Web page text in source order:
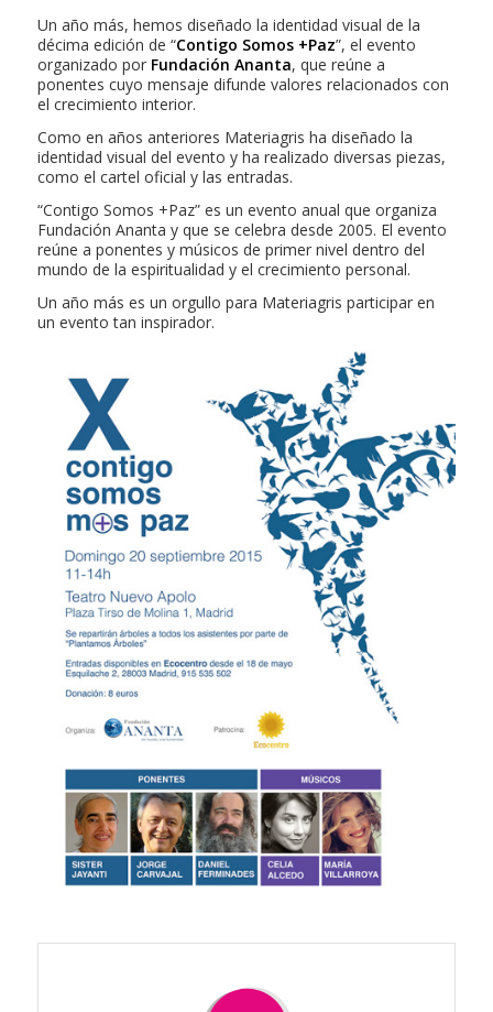
Un año más, hemos diseñado la identidad visual de la
décima edición de “Contigo Somos +Paz”, el evento
organizado por Fundación Ananta, que reúne a
ponentes cuyo mensaje difunde valores relacionados con
el crecimiento interior.
Como en años anteriores Materiagris ha diseñado la
identidad visual del evento y ha realizado diversas piezas,
como el cartel oficial y las entradas.
“Contigo Somos +Paz” es un evento anual que organiza
Fundación Ananta y que se celebra desde 2005. El evento
reúne a ponentes y músicos de primer nivel dentro del
mundo de la espiritualidad y el crecimiento personal.
Un año más es un orgullo para Materiagris participar en
un evento tan inspirador.